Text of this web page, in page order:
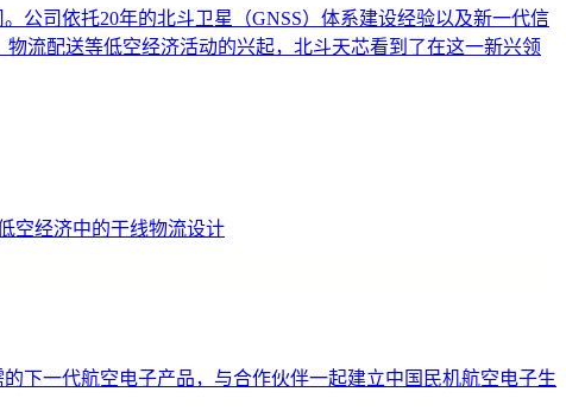
公司依托20年的北斗卫星（GNSS）体系建设经验以及新一代信
流配送等低空经济活动的兴起，北斗天芯看到了在这一新兴领
空经济中的干线物流设计
下一代航空电子产品，与合作伙伴一起建立中国民机航空电子生